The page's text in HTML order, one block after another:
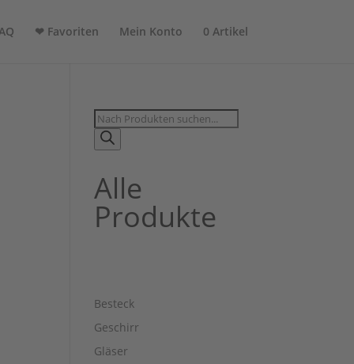
❤ Favoriten Mein Konto 0 Artikel
Products
search
Alle
Produkte
Besteck
Geschirr
Gläser